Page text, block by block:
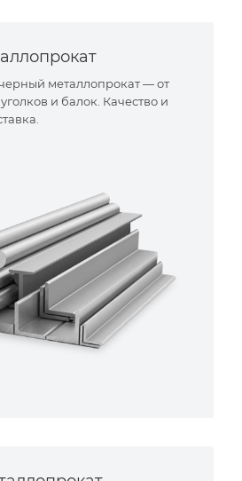
металлопрокат — от
и балок. Качество и